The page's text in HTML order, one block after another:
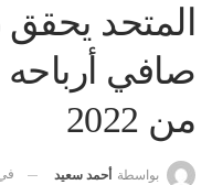
صافي
من 2022
بواسطة أحمد سعيد